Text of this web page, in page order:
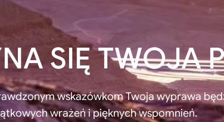
SIĘ TWOJA
wskazówkom Twoja wyprawa
wrażeń i pięknych wspomnień.